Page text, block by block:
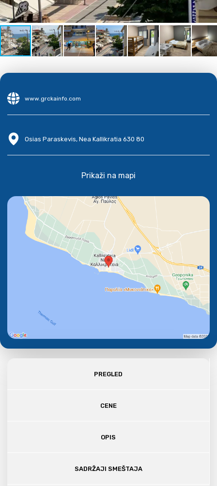
www.grckainfo.com
Osias Paraskevis, Nea Kallikratia 630 80
Prikaži na mapi
PREGLED
CENE
OPIS
SADRŽAJI SMEŠTAJA